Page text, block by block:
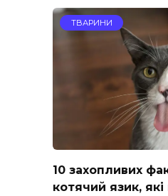
ТВАРИНИ
10 захопливих
котячий язик,